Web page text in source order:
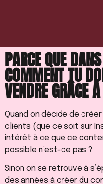
PARCE QUE
COMMENT TU
VENDRE GRÂCE
Quand on décide de
clients (que ce soit sur
intérêt à ce que ce
possible n’est-ce pas ?
Sinon on se retrouve à
des années à créer du